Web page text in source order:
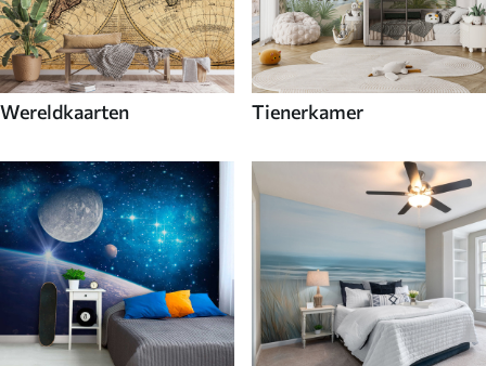
Wereldkaarten Tienerkamer